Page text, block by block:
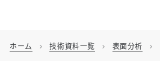
ホーム chevron_right 技術資料一覧 chevron_right 表面分析 chevron_right